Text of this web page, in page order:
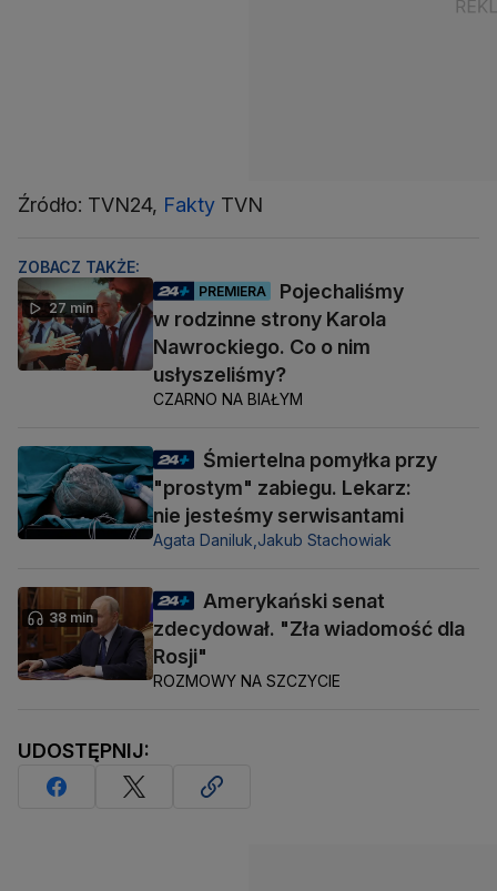
Źródło: TVN24, Fakty TVN
ZOBACZ TAKŻE:
27 min
PREMIERA
Pojechaliśmy
w rodzinne strony Karola
Nawrockiego. Co o nim
usłyszeliśmy?
CZARNO NA BIAŁYM
Śmiertelna pomyłka przy
"prostym" zabiegu. Lekarz:
nie jesteśmy serwisantami
Agata Daniluk, Jakub Stachowiak
38 min
Amerykański senat
zdecydował. "Zła wiadomość dla
Rosji"
ROZMOWY NA SZCZYCIE
UDOSTĘPNIJ: